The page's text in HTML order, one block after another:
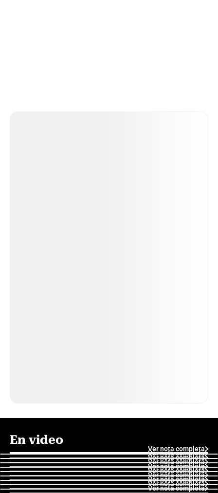
En video
Ver nota completa
Ver nota completa
Ver nota completa
Ver nota completa
Ver nota completa
Ver nota completa
Ver nota completa
Ver nota completa
Ver nota completa
Ver nota completa